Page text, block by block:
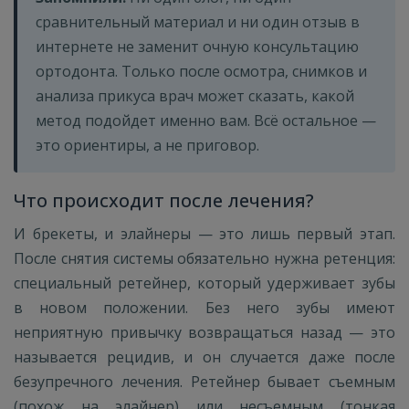
сравнительный материал и ни один отзыв в
интернете не заменит очную консультацию
ортодонта. Только после осмотра, снимков и
анализа прикуса врач может сказать, какой
метод подойдет именно вам. Всё остальное —
это ориентиры, а не приговор.
Что происходит после лечения?
И брекеты, и элайнеры — это лишь первый этап.
После снятия системы обязательно нужна ретенция:
специальный ретейнер, который удерживает зубы
в новом положении. Без него зубы имеют
неприятную привычку возвращаться назад — это
называется рецидив, и он случается даже после
безупречного лечения. Ретейнер бывает съемным